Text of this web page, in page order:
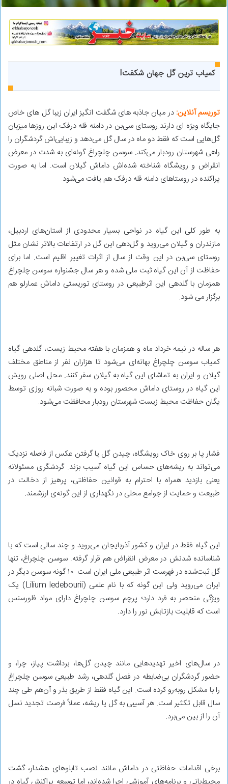
کمیاب ترین گل جهان شکفت!
توریسم آنلاین: در میان جاذبه های شگفت انگیز ایران زیبا گل های خاص
جایگاه ویژه ای دارند.روستای سی‌بن در دامنه قله درفک این روزها میزبان
گل‌هایی است که فقط دو ماه در سال گل می‌دهد و زیبایی‌اش گردشگران را
راهی شهرستان رودبار می‌کند. سوسن چلچراغ گونه‌ای به شدت در معرض
انقراض و رویشگاه شناخته شده‌اش داماش گیلان است. اما به صورت
پراکنده در روستاهای دامنه قله درفک هم یافت می‌شود.
به طور کلی این گیاه در نواحی بسیار محدودی از استان‌های اردبیل،
مازندران و گیلان می‌روید و گل‌دهی این گل در ارتفاعات بالاتر نشان مثل
روستای سی‌بن در این وقت از سال از اثرات تغییر اقلیم است. اما برای
حفاظت از آن این گیاه ثبت ملی شده و هر سال جشنواره سوسن چلچراغ
همزمان با گلدهی این اثرطبیعی در روستای توریستی داماش عمارلو هم
برگزار می شود.
هر ساله در نیمه‌ خرداد ماه و همزمان با هفته محیط زیست، گلدهی گیاه
کمیاب سوسن چلچراغ بهانه‌ای می‌شود تا هزاران نفر از مناطق مختلف
گیلان و ایران به تماشای این گیاه به گیلان سفر کنند. محل اصلی رویش
این گیاه در روستای داماش محصور بوده و به صورت شبانه روزی توسط
یگان حفاظت محیط زیست شهرستان رودبار محافظت می‌شود.
فشار پا بر روی خاک رویشگاه، چیدن گل یا گرفتن عکس از فاصله نزدیک
می‌تواند به ریشه‌های حساس این گیاه آسیب بزند. گردشگری مسئولانه
یعنی بازدید همراه با احترام به قوانین حفاظتی، پرهیز از دخالت در
طبیعت و حمایت از جوامع محلی در نگهداری از این گونه‌ی ارزشمند.
این گیاه فقط در ایران و کشور آذربایجان می‌روید و چند سالی است که با
شناسانده شدنش در معرض انقراض هم قرار گرفته. سوسن چلچراغ، تنها
گل ثبت‌شده در فهرست اثر طبیعی ملی ایران است. ۱۰ گونه سوسن دیگر در
ایران می‌روید ولی این گونه که با نام علمی (Lilium ledebourii) یک
ویژگی منحصر به فرد دارد؛ پرچم سوسن چلچراغ دارای مواد فلورسنس
است که قابلیت بازتابش نور را دارد.
در سال‌های اخیر تهدیدهایی مانند چیدن گل‌ها، برداشت پیاز، چرا، و
حضور گردشگران بی‌ضابطه در فصل گلدهی، رشد طبیعی سوسن چلچراغ
را با مشکل روبه‌رو کرده است. این گیاه فقط از طریق بذر و آن‌هم طی چند
سال قابل تکثیر است. هر آسیبی به گل یا ریشه، عملاً فرصت تجدید نسل
آن را از بین می‌برد.
برخی اقدامات حفاظتی در داماش مانند نصب تابلوهای هشدار، گشت